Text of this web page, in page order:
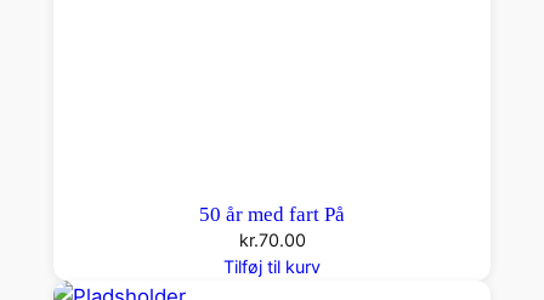
a
50 år med fart På
kr.70.00
Tilføj til kurv